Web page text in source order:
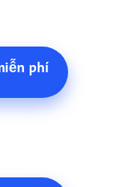
phí